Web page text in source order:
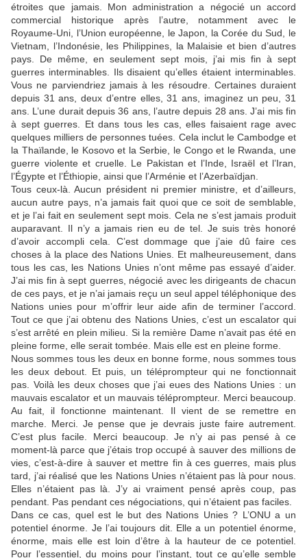
étroites que jamais. Mon administration a négocié un accord
commercial historique après l’autre, notamment avec le
Royaume-Uni, l’Union européenne, le Japon, la Corée du Sud, le
Vietnam, l’Indonésie, les Philippines, la Malaisie et bien d’autres
pays. De même, en seulement sept mois, j’ai mis fin à sept
guerres interminables. Ils disaient qu’elles étaient interminables.
Vous ne parviendriez jamais à les résoudre. Certaines duraient
depuis 31 ans, deux d’entre elles, 31 ans, imaginez un peu, 31
ans. L’une durait depuis 36 ans, l’autre depuis 28 ans. J’ai mis fin
à sept guerres. Et dans tous les cas, elles faisaient rage avec
quelques milliers de personnes tuées. Cela inclut le Cambodge et
la Thaïlande, le Kosovo et la Serbie, le Congo et le Rwanda, une
guerre violente et cruelle. Le Pakistan et l’Inde, Israël et l’Iran,
l’Égypte et l’Éthiopie, ainsi que l’Arménie et l’Azerbaïdjan.
Tous ceux-là. Aucun président ni premier ministre, et d’ailleurs,
aucun autre pays, n’a jamais fait quoi que ce soit de semblable,
et je l’ai fait en seulement sept mois. Cela ne s’est jamais produit
auparavant. Il n’y a jamais rien eu de tel. Je suis très honoré
d’avoir accompli cela. C’est dommage que j’aie dû faire ces
choses à la place des Nations Unies. Et malheureusement, dans
tous les cas, les Nations Unies n’ont même pas essayé d’aider.
J’ai mis fin à sept guerres, négocié avec les dirigeants de chacun
de ces pays, et je n’ai jamais reçu un seul appel téléphonique des
Nations unies pour m’offrir leur aide afin de terminer l’accord.
Tout ce que j’ai obtenu des Nations Unies, c’est un escalator qui
s’est arrêté en plein milieu. Si la remière Dame n’avait pas été en
pleine forme, elle serait tombée. Mais elle est en pleine forme.
Nous sommes tous les deux en bonne forme, nous sommes tous
les deux debout. Et puis, un téléprompteur qui ne fonctionnait
pas. Voilà les deux choses que j’ai eues des Nations Unies : un
mauvais escalator et un mauvais téléprompteur. Merci beaucoup.
Au fait, il fonctionne maintenant. Il vient de se remettre en
marche. Merci. Je pense que je devrais juste faire autrement.
C’est plus facile. Merci beaucoup. Je n’y ai pas pensé à ce
moment-là parce que j’étais trop occupé à sauver des millions de
vies, c’est-à-dire à sauver et mettre fin à ces guerres, mais plus
tard, j’ai réalisé que les Nations Unies n’étaient pas là pour nous.
Elles n’étaient pas là. J’y ai vraiment pensé après coup, pas
pendant. Pas pendant ces négociations, qui n’étaient pas faciles.
Dans ce cas, quel est le but des Nations Unies ? L’ONU a un
potentiel énorme. Je l’ai toujours dit. Elle a un potentiel énorme,
énorme, mais elle est loin d’être à la hauteur de ce potentiel.
Pour l’essentiel, du moins pour l’instant, tout ce qu’elle semble